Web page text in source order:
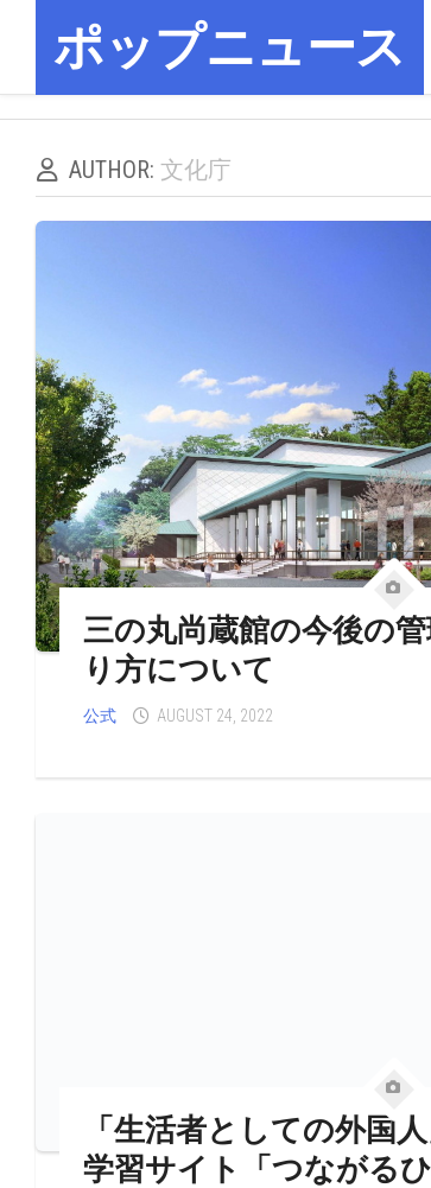
contentポップニュース
AUTHOR: 文化庁
三の丸尚蔵館の今後の
り方について
公式 AUGUST 24, 2022
「生活者としての外国
学習サイト「つながる